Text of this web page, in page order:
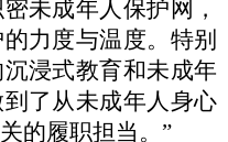
未成年人保护网，
力度与温度。特别
浸式教育和未成年
了从未成年人身心
的履职担当。”